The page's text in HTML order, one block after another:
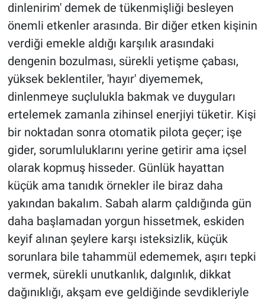
dinlenirim' demek de tükenmişliği besleyen
önemli etkenler arasında. Bir diğer etken kişinin
verdiği emekle aldığı karşılık arasındaki
dengenin bozulması, sürekli yetişme çabası,
yüksek beklentiler, 'hayır' diyememek,
dinlenmeye suçlulukla bakmak ve duyguları
ertelemek zamanla zihinsel enerjiyi tüketir. Kişi
bir noktadan sonra otomatik pilota geçer; işe
gider, sorumluluklarını yerine getirir ama içsel
olarak kopmuş hisseder. Günlük hayattan
küçük ama tanıdık örnekler ile biraz daha
yakından bakalım. Sabah alarm çaldığında gün
daha başlamadan yorgun hissetmek, eskiden
keyif alınan şeylere karşı isteksizlik, küçük
sorunlara bile tahammül edememek, aşırı tepki
vermek, sürekli unutkanlık, dalgınlık, dikkat
dağınıklığı, akşam eve geldiğinde sevdikleriyle